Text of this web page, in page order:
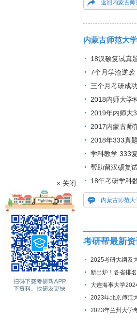
返回内蒙古师
内蒙古师范大
18汉硕复试真
7个月学渣逆袭
三个月考研成
2018内师大学
2019年内师大
2017内蒙古师
2018年333真题
学科教学 333
帮助留汉硕复
18年考研学科
内蒙古师范
考研帮最新
2025考研大纲及
新出炉！各省排
大连海事大学
费标准及拟招生
2023年北京师范
2023年兰州大学
× 关闭